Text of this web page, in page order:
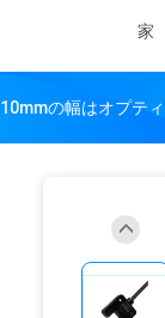
家
10mmの幅はオプテ